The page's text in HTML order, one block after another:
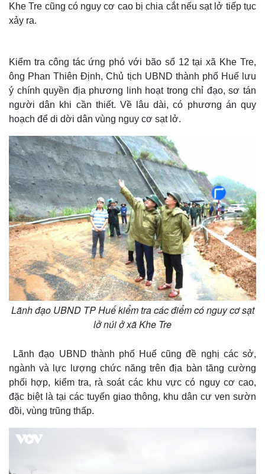
Quan sát
Cuộc sống đó đây
Video
Khe Tre cũng có nguy cơ cao bị chia cắt nếu sạt lở tiếp tục
xảy ra.
Kiểm tra công tác ứng phó với bão số 12 tại xã Khe Tre,
ông Phan Thiên Định, Chủ tịch UBND thành phố Huế lưu
ý chính quyền địa phương linh hoạt trong chỉ đạo, sơ tán
người dân khi cần thiết. Về lâu dài, có phương án quy
hoạch để di dời dân vùng nguy cơ sạt lở.
Lãnh đạo UBND TP Huế kiểm tra các điểm có nguy cơ sạt
lở núi ở xã Khe Tre
Lãnh đạo UBND thành phố Huế cũng đề nghị các sở,
ngành và lực lượng chức năng trên địa bàn tăng cường
phối hợp, kiểm tra, rà soát các khu vực có nguy cơ cao,
đặc biệt là tại các tuyến giao thông, khu dân cư ven sườn
đồi, vùng trũng thấp.